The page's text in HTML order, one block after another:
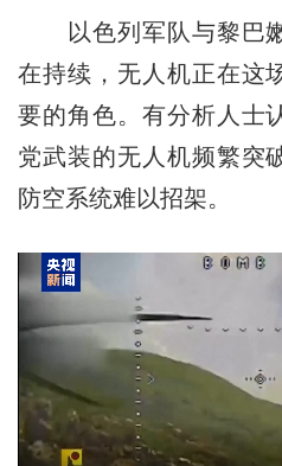
以色列军队与黎巴嫩
在持续，无人机正在这
要的角色。有分析人士
党武装的无人机频繁突
防空系统难以招架。